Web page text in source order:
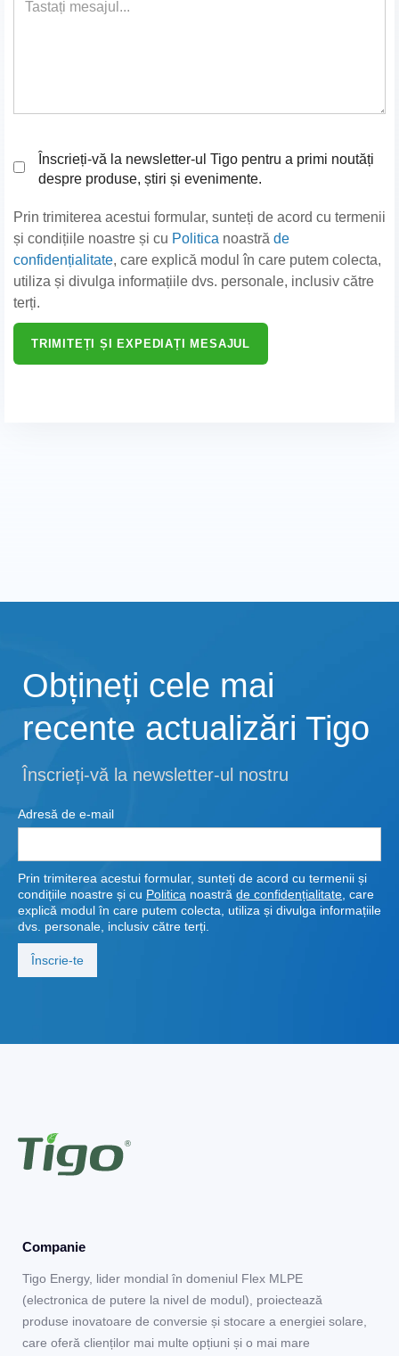
Înscrieți-vă la newsletter-ul Tigo pentru a primi noutăți
despre produse, știri și evenimente.
Prin trimiterea acestui formular, sunteți de acord cu termenii
și condițiile noastre și cu Politica noastră de
confidențialitate, care explică modul în care putem colecta,
utiliza și divulga informațiile dvs. personale, inclusiv către
terți.
Obțineți cele mai
recente actualizări Tigo
Înscrieți-vă la newsletter-ul nostru
Adresă de e-mail
Prin trimiterea acestui formular, sunteți de acord cu termenii și
condițiile noastre și cu Politica noastră de confidențialitate, care
explică modul în care putem colecta, utiliza și divulga informațiile
dvs. personale, inclusiv către terți.
Companie
Tigo Energy, lider mondial în domeniul Flex MLPE
(electronica de putere la nivel de modul), proiectează
produse inovatoare de conversie și stocare a energiei solare,
care oferă clienților mai multe opțiuni și o mai mare